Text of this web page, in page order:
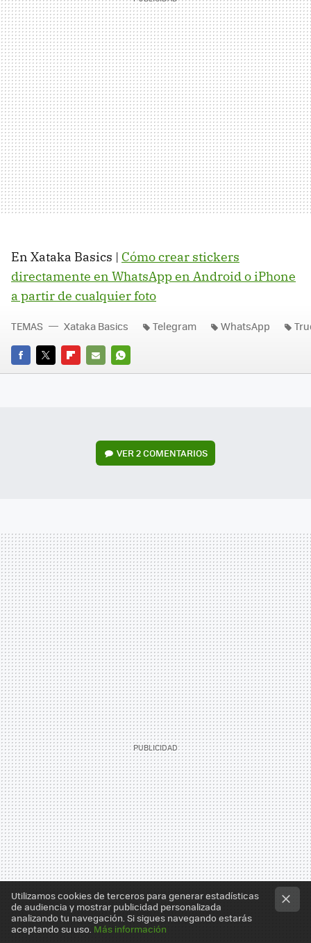
En Xataka Basics | Cómo crear stickers
directamente en WhatsApp en Android o iPhone
a partir de cualquier foto
FACEBOOK
TWITTERFLIPBOARD
E-
WHATSAPP
TEMAS Xataka Basics Telegram WhatsApp
VER2 COMENTARIOS
Utilizamos cookies de terceros para generar estadísticas
de audiencia y mostrar publicidad personalizada
analizando tu navegación. Si sigues navegando estarás
aceptando su uso. Más información